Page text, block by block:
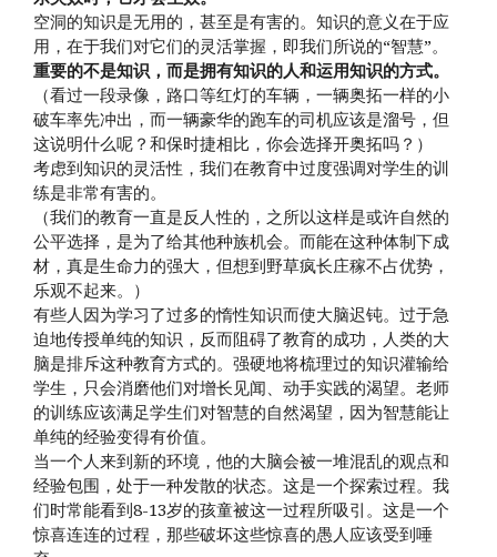
空洞的知识是无用的，甚至是有害的。知识的意义在于应
用，在于我们对它们的灵活掌握，即我们所说的“智慧”。
重要的不是知识，而是拥有知识的人和运用知识的方式。
（看过一段录像，路口等红灯的车辆，一辆奥拓一样的小
破车率先冲出，而一辆豪华的跑车的司机应该是溜号，但
这说明什么呢？和保时捷相比，你会选择开奥拓吗？）
考虑到知识的灵活性，我们在教育中过度强调对学生的训
练是非常有害的。
（我们的教育一直是反人性的，之所以这样是或许自然的
公平选择，是为了给其他种族机会。而能在这种体制下成
材，真是生命力的强大，但想到野草疯长庄稼不占优势，
乐观不起来。）
有些人因为学习了过多的惰性知识而使大脑迟钝。过于急
迫地传授单纯的知识，反而阻碍了教育的成功，人类的大
脑是排斥这种教育方式的。强硬地将梳理过的知识灌输给
学生，只会消磨他们对增长见闻、动手实践的渴望。老师
的训练应该满足学生们对智慧的自然渴望，因为智慧能让
单纯的经验变得有价值。
当一个人来到新的环境，他的大脑会被一堆混乱的观点和
经验包围，处于一种发散的状态。这是一个探索过程。我
们时常能看到8-13岁的孩童被这一过程所吸引。这是一个
惊喜连连的过程，那些破坏这些惊喜的愚人应该受到唾